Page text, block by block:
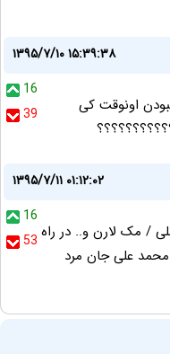
۱۳۹۵/۷/۱۰ ۱۵:۳۹:۳۸
16
39
اونوقت کی
۱۳۹۵/۷/۱۱ ۰۱:۱۲:۰۲
16
53 / مک لارن و.. در راه
محمد علی جان مرد